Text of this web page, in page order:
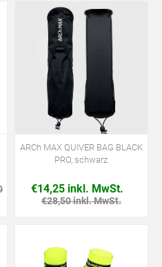
ARCh MAX QUIVER BAG BLACK
PRO, schwarz
€14,25 inkl. MwSt.
€28,50 inkl. MwSt.